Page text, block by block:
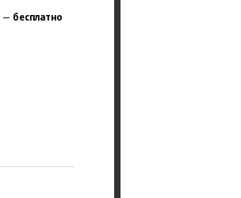
— бесплатно